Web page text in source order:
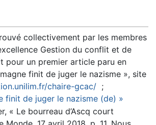
Gestion du conflit et de
pour un premier article paru en
2016, « L’Allemagne finit de juger le nazisme », site
chaire-gcac/;
finit de juger le nazisme (de) »